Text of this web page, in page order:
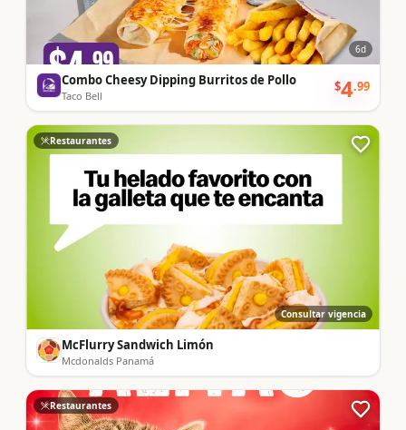
6d
Combo Cheesy Dipping Burritos de Pollo
Taco Bell
$4.99
Restaurantes
Consultar vigencia
McFlurry Sandwich Limón
Mcdonalds Panamá
Restaurantes